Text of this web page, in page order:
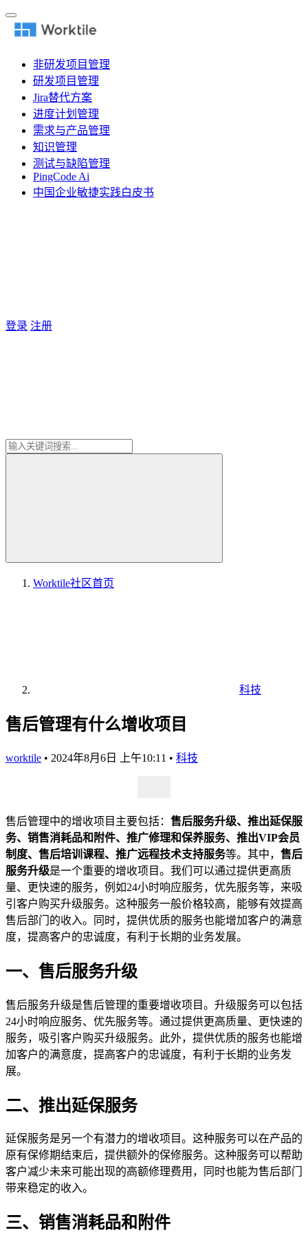
非研发项目管理
研发项目管理
Jira替代方案
进度计划管理
需求与产品管理
知识管理
测试与缺陷管理
PingCode Ai
中国企业敏捷实践白皮书
登录 注册
Worktile社区首页
科技
售后管理有什么增收项目
worktile • 2024年8月6日 上午10:11 • 科技
售后管理中的增收项目主要包括： 售后服务升级、推出延保服
务、销售消耗品和附件、推广修理和保养服务、推出VIP会员
制度、售后培训课程、推广远程技术支持服务等。其中， 售后
服务升级是一个重要的增收项目。我们可以通过提供更高质
量、更快速的服务，例如24小时响应服务，优先服务等，来吸
引客户购买升级服务。这种服务一般价格较高，能够有效提高
售后部门的收入。同时，提供优质的服务也能增加客户的满意
度，提高客户的忠诚度，有利于长期的业务发展。
一、售后服务升级
售后服务升级是售后管理的重要增收项目。升级服务可以包括
24小时响应服务、优先服务等。通过提供更高质量、更快速的
服务，吸引客户购买升级服务。此外，提供优质的服务也能增
加客户的满意度，提高客户的忠诚度，有利于长期的业务发
展。
二、推出延保服务
延保服务是另一个有潜力的增收项目。这种服务可以在产品的
原有保修期结束后，提供额外的保修服务。这种服务可以帮助
客户减少未来可能出现的高额修理费用，同时也能为售后部门
带来稳定的收入。
三、销售消耗品和附件